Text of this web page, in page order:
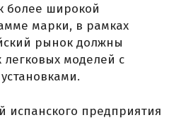
более широкой
марки, в рамках
рынок должны
моделей с
испанского предприятия